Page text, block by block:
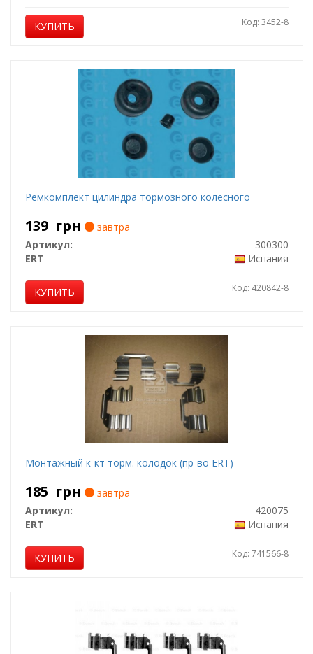
КУПИТЬ Код: 3452-8
Ремкомплект цилиндра тормозного колесного
139 грн
завтра
Артикул:
300300
ERT
Испания
КУПИТЬ Код: 420842-8
Монтажный к-кт торм. колодок (пр-во ERT)
185 грн
завтра
Артикул:
420075
ERT
Испания
КУПИТЬ Код: 741566-8